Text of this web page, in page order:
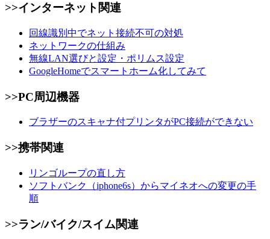
>>インターネット関連
回線識別中でネット接続不可の対処
ネットワークの仕組み
無線LAN選びと設定・ポリムス設定
GoogleHomeでスマートホーム化してみて
>>PC周辺機器
ブラザーのスキャナ付プリンタがPC接続ができない
>>携帯関連
リンゴループの直し方
ソフトバンク（iphone6s）からマイネオへの変更の手
順
>>ラン/バイク/スイム関連